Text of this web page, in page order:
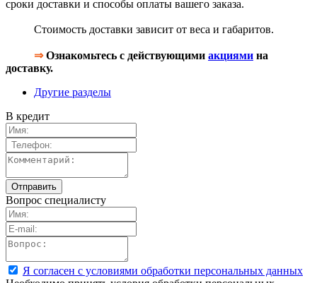
сроки доставки и способы оплаты вашего заказа.
Стоимость доставки зависит от веса и габаритов.
⇒Ознакомьтесь с действующими акциями на
доставку.
Другие разделы
В кредит
Вопрос специалисту
Я согласен с условиями обработки персональных данных